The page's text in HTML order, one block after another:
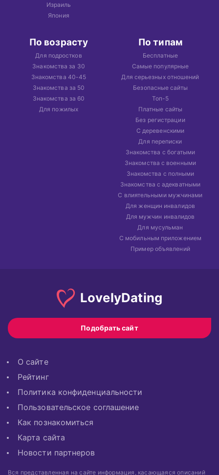
Израиль
Япония
По возрасту
Для подростков
Знакомства за 30
Знакомства 40-45
Знакомства за 50
Знакомства за 60
Для пожилых
По типам
Бесплатные
Самые популярные
Для серьезных отношений
Безопасные сайты
Топ-5
Платные сайты
Без регистрации
С деревенскими
Для переписки
Знакомства с богатыми
Знакомства с военными
Знакомства с полными
Знакомства с адекватными
С влиятельными мужчинами
Для женщин инвалидов
Для мужчин инвалидов
Для мусульман
С мобильным приложением
Пример объявлений
LovelyDating
Подобрать сайт
О сайте
Рейтинг
Политика конфиденциальности
Пользовательское соглашение
Как познакомиться
Карта сайта
Новости партнеров
Вся представленная на сайте информация, касающаяся описаний